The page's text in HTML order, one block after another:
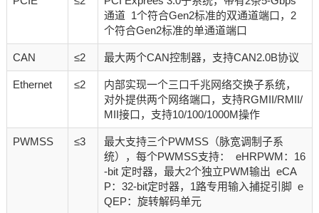
通道 1个符合Gen2标准的双通道端口，2
个符合Gen2标准的单通道端口
CAN ≤2 最大两个CAN控制器，支持CAN2.0B协议
Ethernet ≤2
内部实现一个三口千兆网络交换子系统，
对外提供两个网络端口，支持RGMII/RMII/
MII接口，支持10/100/1000M操作
PWMSS ≤3
最大支持三个PWMSS（脉宽调制子系
统），每个PWMSS支持： eHRPWM：16
-bit 定时器，最大2个独立PWM输出 eCA
P：32-bit定时器，1路专用输入捕捉引脚 e
QEP：旋转解码单元